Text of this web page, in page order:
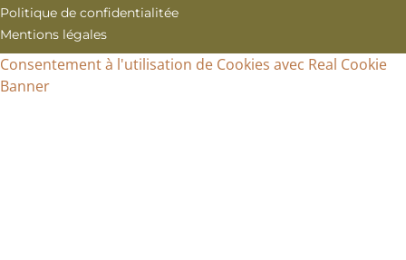
Mentions légales
Politique de confidentialitée
Consentement à l'utilisation de Cookies avec Real Cookie
Banner